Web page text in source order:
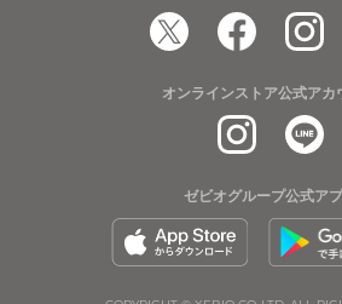
オンラインストア公式アカ
ゼビオグループ公式ア